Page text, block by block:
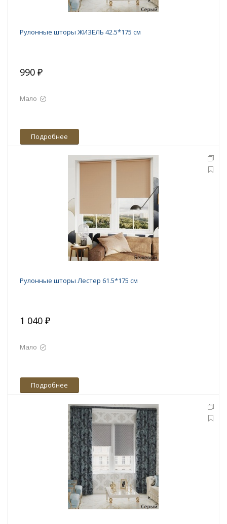
Рулонные шторы ЖИЗЕЛЬ 42.5*175 см
990 ₽
Мало
Подробнее
Рулонные шторы Лестер 61.5*175 см
1 040 ₽
Мало
Подробнее